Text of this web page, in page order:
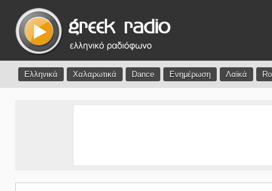
Ελληνικά Χαλαρωτικά Dance Ενημέρωση Λαϊκά